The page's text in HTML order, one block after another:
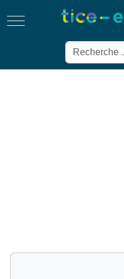
Mobile Menu Toggle
Rechercher